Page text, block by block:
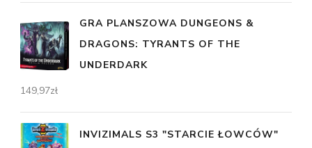
GRA PLANSZOWA DUNGEONS &
DRAGONS: TYRANTS OF THE
UNDERDARK
149,97zł
INVIZIMALS S3 "STARCIE ŁOWCÓW"